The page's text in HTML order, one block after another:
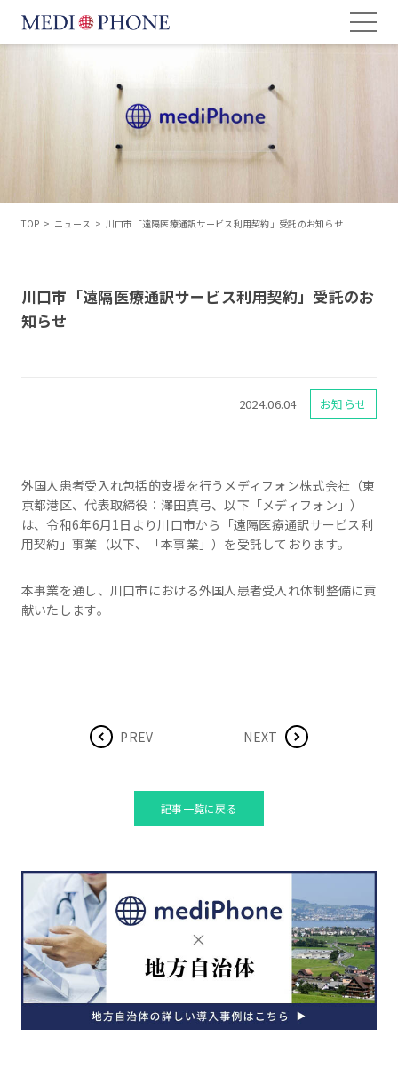
TOP > ニュース > 川口市「遠隔医療通訳サービス利用契約」受託のお知らせ
川口市「遠隔医療通訳サービス利用契約」受託のお
知らせ
2024.06.04 お知らせ
外国人患者受入れ包括的支援を行うメディフォン株式会社（東
京都港区、代表取締役：澤田真弓、以下「メディフォン」）
は、令和6年6月1日より川口市から「遠隔医療通訳サービス利
用契約」事業（以下、「本事業」）を受託しております。
本事業を通し、川口市における外国人患者受入れ体制整備に貢
献いたします。
PREV NEXT
記事一覧に戻る